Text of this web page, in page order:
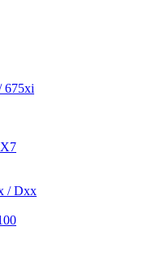
675xi
/ Dxx